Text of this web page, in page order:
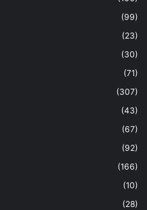
(99)
(23)
(30)
(71)
(307)
(43)
(67)
(92)
(166)
(10)
(28)